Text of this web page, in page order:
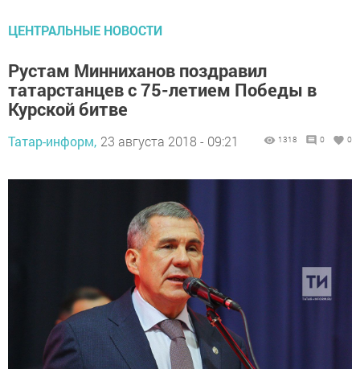
ЦЕНТРАЛЬНЫЕ НОВОСТИ
Рустам Минниханов поздравил
татарстанцев с 75-летием Победы в
Курской битве
Татар-информ, 23 августа 2018 - 09:21 1318 0 0